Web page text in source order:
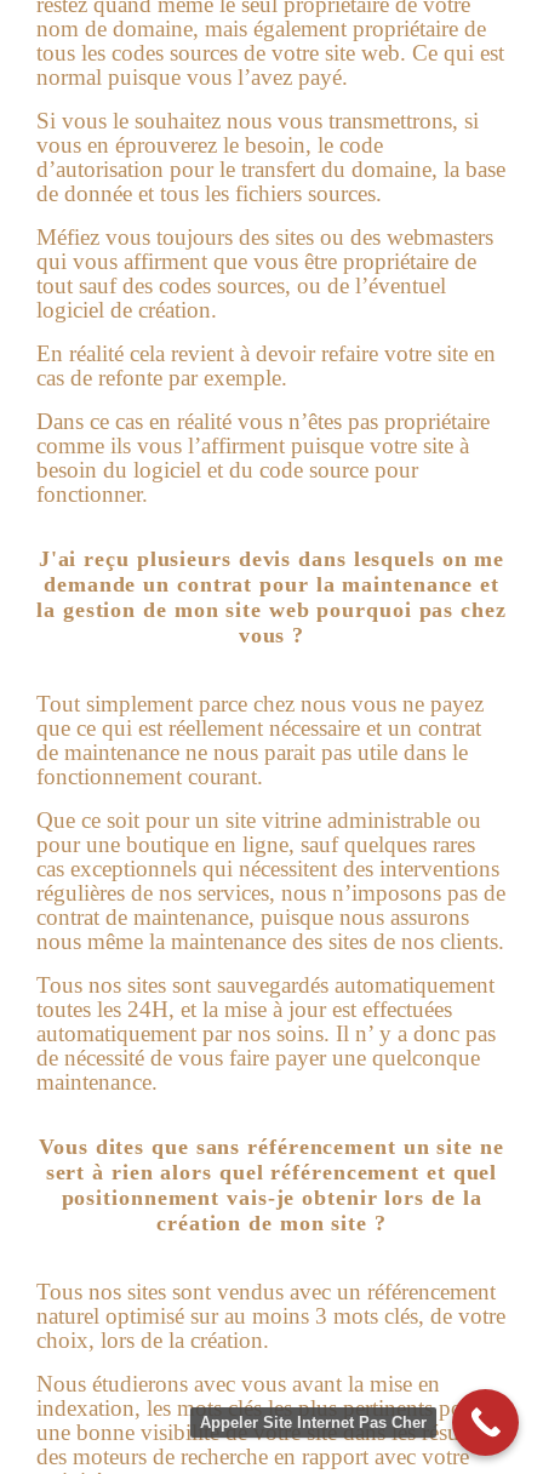
nom de domaine, mais également propriétaire de
tous les codes sources de votre site web. Ce qui est
normal puisque vous l’avez payé.
Si vous le souhaitez nous vous transmettrons, si
vous en éprouverez le besoin, le code
d’autorisation pour le transfert du domaine, la base
de donnée et tous les fichiers sources.
Méfiez vous toujours des sites ou des webmasters
qui vous affirment que vous être propriétaire de
tout sauf des codes sources, ou de l’éventuel
logiciel de création.
En réalité cela revient à devoir refaire votre site en
cas de refonte par exemple.
Dans ce cas en réalité vous n’êtes pas propriétaire
comme ils vous l’affirment puisque votre site à
besoin du logiciel et du code source pour
fonctionner.
J'ai reçu plusieurs devis dans lesquels on me
demande un contrat pour la maintenance et
la gestion de mon site web pourquoi pas chez
vous ?
Tout simplement parce chez nous vous ne payez
que ce qui est réellement nécessaire et un contrat
de maintenance ne nous parait pas utile dans le
fonctionnement courant.
Que ce soit pour un site vitrine administrable ou
pour une boutique en ligne, sauf quelques rares
cas exceptionnels qui nécessitent des interventions
régulières de nos services, nous n’imposons pas de
contrat de maintenance, puisque nous assurons
nous même la maintenance des sites de nos clients.
Tous nos sites sont sauvegardés automatiquement
toutes les 24H, et la mise à jour est effectuées
automatiquement par nos soins. Il n’ y a donc pas
de nécessité de vous faire payer une quelconque
maintenance.
Vous dites que sans référencement un site ne
sert à rien alors quel référencement et quel
positionnement vais-je obtenir lors de la
création de mon site ?
Tous nos sites sont vendus avec un référencement
naturel optimisé sur au moins 3 mots clés, de votre
choix, lors de la création.
Nous étudierons avec vous avant la mise en
indexation, les mots clés les plus pertinents pour
une bonne visibilité de votre site dans les résultats
des moteurs de recherche en rapport avec votre
Appeler Site Internet Pas Cher